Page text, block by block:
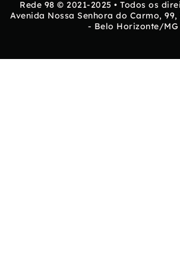
Rede 98 © 2021-2025 • Todos os
Avenida Nossa Senhora do Carmo, 99,
- Belo Horizonte/MG